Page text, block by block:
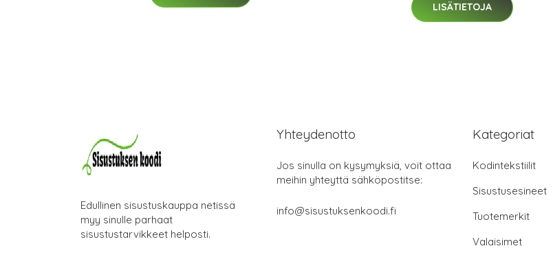
LISÄTIETOJA
Edullinen sisustuskauppa netissä
myy sinulle parhaat
sisustustarvikkeet helposti.
Yhteydenotto
Jos sinulla on kysymyksiä, voit ottaa
meihin yhteyttä sähköpostitse:
info@sisustuksenkoodi.fi
Kategoriat
Kodintekstiilit
Sisustusesineet
Tuotemerkit
Valaisimet